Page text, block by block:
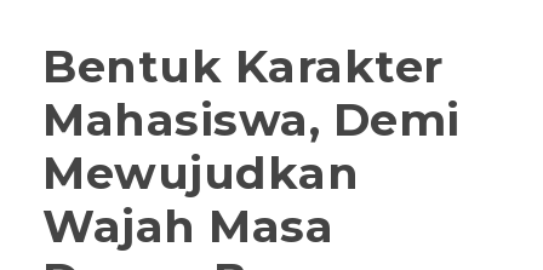
Bentuk Karakter
Mahasiswa, Demi
Mewujudkan
Wajah Masa